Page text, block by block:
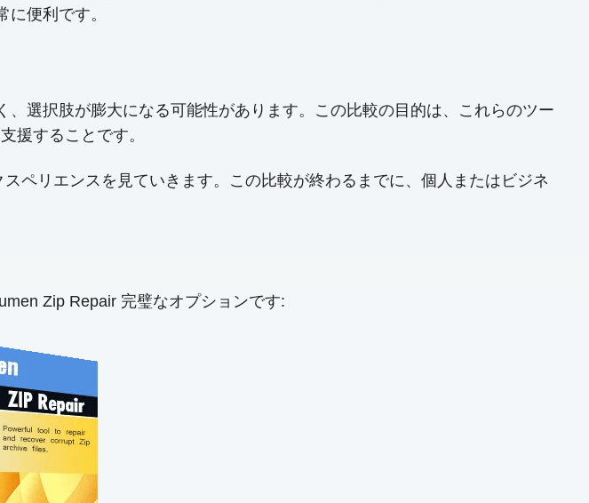
便利です。
選択肢が膨大になる可能性があります。この比較の目的は、これらのツー
援することです。
ペリエンスを見ていきます。この比較が終わるまでに、個人またはビジネ
Zip Repair 完璧なオプションです: